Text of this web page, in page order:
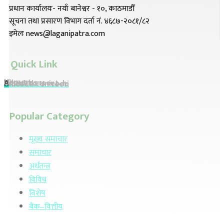
प्रधान कार्यालयः- नयाँ बानेश्वर - १०, काठमाडौँ
सूचना तथा प्रसारण विभाग दर्ता नं. ४६८७-२०८१/८२
इमेलः news@laganipatra.com
Quick Link
Home
About Us
Advertisement
Preeti To Unicode
Unicode To Preeti
Popular Category
मूख्य समाचार
समाचार
अर्थतन्त्र
विविध
विशेष
बैंक–वित्तीय